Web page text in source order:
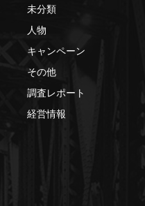
未分類
人物
キャンペーン
その他
調査レポート
経営情報